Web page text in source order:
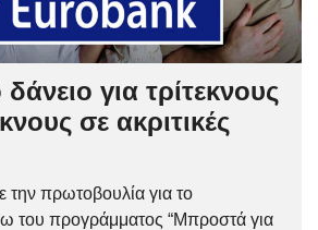
δάνειο για τρίτεκνους
σε ακριτικές
την πρωτοβουλία για το
του προγράμματος “Μπροστά για